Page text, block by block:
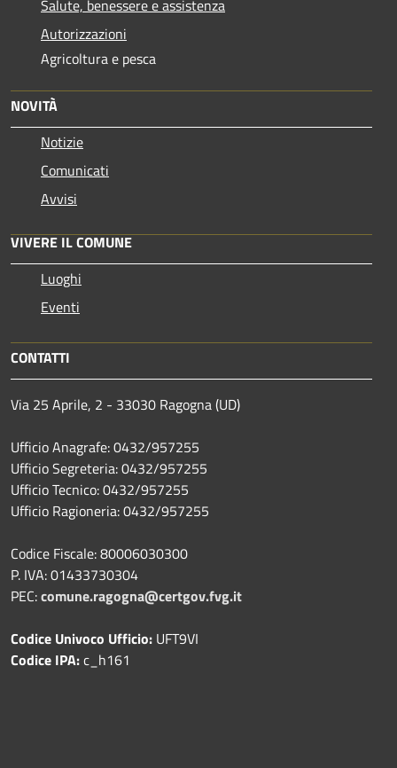
Salute, benessere e assistenza
Autorizzazioni
Agricoltura e pesca
NOVITÀ
Notizie
Comunicati
Avvisi
VIVERE IL COMUNE
Luoghi
Eventi
CONTATTI
Via 25 Aprile, 2 - 33030 Ragogna (UD)
Ufficio Anagrafe: 0432/957255
Ufficio Segreteria: 0432/957255
Ufficio Tecnico: 0432/957255
Ufficio Ragioneria: 0432/957255
Codice Fiscale: 80006030300
P. IVA: 01433730304
PEC:comune.ragogna@certgov.fvg.it
Codice Univoco Ufficio: UFT9VI
Codice IPA:c_h161